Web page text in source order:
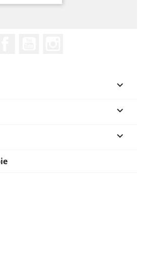


